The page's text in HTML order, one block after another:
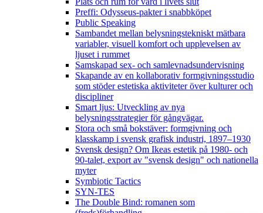
Preffi: Odysseus-pakter i snabbköpet
Public Speaking
Sambandet mellan belysningstekniskt mätbara
variabler, visuell komfort och upplevelsen av
ljuset i rummet
Samskapad sex- och samlevnadsundervisning
Skapande av en kollaborativ formgivningsstudio
som stöder estetiska aktiviteter över kulturer och
discipliner
Smart ljus: Utveckling av nya
belysningsstrategier för gångvägar.
Stora och små bokstäver: formgivning och
klasskamp i svensk grafisk industri, 1897–1930
Svensk design? Om Ikeas estetik på 1980- och
90-talet, export av "svensk design" och nationella
myter
Symbiotic Tactics
SYN-TES
The Double Bind: romanen som